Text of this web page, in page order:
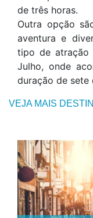
de três horas.
Outra opção
aventura e
tipo de
Julho, onde
duração de sete
VEJA MAIS